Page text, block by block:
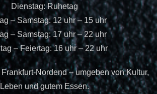
Dienstag: Ruhetag
– Samstag: 12 uhr – 15 uhr
– Samstag: 17 uhr – 22 uhr
– Feiertag: 16 uhr – 22 uhr
Nordend – umgeben von Kultur,
Leben und gutem Essen.